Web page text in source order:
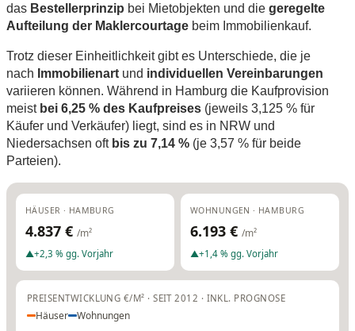
das Bestellerprinzip bei Mietobjekten und die geregelte
Aufteilung der Maklercourtage beim Immobilienkauf.
Trotz dieser Einheitlichkeit gibt es Unterschiede, die je
nach Immobilienart und individuellen Vereinbarungen
variieren können. Während in Hamburg die Kaufprovision
meist bei 6,25 % des Kaufpreises (jeweils 3,125 % für
Käufer und Verkäufer) liegt, sind es in NRW und
Niedersachsen oft bis zu 7,14 % (je 3,57 % für beide
Parteien).
HÄUSER · HAMBURG
4.837 € /m²
▲+2,3 % gg. Vorjahr
WOHNUNGEN · HAMBURG
6.193 € /m²
▲+1,4 % gg. Vorjahr
PREISENTWICKLUNG €/M² · SEIT 2012 · INKL. PROGNOSE
Häuser Wohnungen